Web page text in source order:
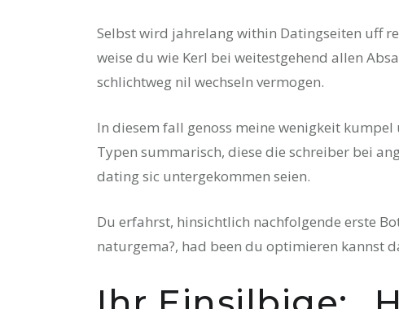
Selbst wird jahrelang within Datingseiten uff
weise du wie Kerl bei weitestgehend allen
schlichtweg nil wechseln vermogen.
In diesem fall genoss meine wenigkeit
Typen summarisch, diese die schreiber bei
dating sic untergekommen seien.
Du erfahrst, hinsichtlich nachfolgende erste
naturgema?, had been du optimieren kannst